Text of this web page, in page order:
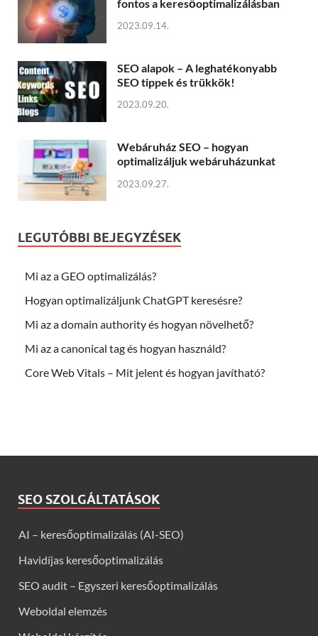
fontos a keresőoptimalizálásban
2023.09.14.
SEO alapok – A leghatékonyabb
SEO tippek és trükkök!
2023.09.20.
Webáruház SEO – hogyan
optimalizáljuk webáruházunkat
2023.09.27.
LEGUTÓBBI BEJEGYZÉSEK
Mi az a GEO optimalizálás?
Hogyan optimalizáljunk ChatGPT keresésre?
Mi az a domain authority és hogyan növelhető?
Mi az a canonical tag és hogyan használd?
Core Web Vitals – Mit jelent és hogyan javítható?
SEO SZOLGÁLTATÁSOK
AI – keresőoptimalizálás (AI-SEO)
Havidíjas keresőoptimalizálás
SEO audit – Egyszeri keresőoptimalizálás
Weboldal elemzés